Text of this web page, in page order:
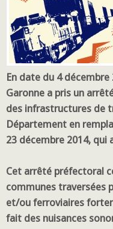
En date du 4
Garonne a pris un
des infrastructures de
Département en
23 décembre 2014, qui
Cet arrêté préfectoral
communes traversées
et/ou ferroviaires
fait des nuisances